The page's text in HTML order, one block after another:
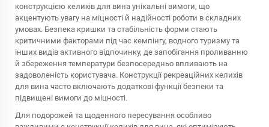
конструкцією келихів для вина унікальні вимоги, що
акцентують увагу на міцності й надійності роботи в складних
умовах. Безпека кришки та стабільність форми стають
критичними факторами під час кемпінгу, водного туризму та
інших видів активного відпочинку, де запобігання проливанню
й збереження температури безпосередньо впливають на
задоволеність користувача. Конструкції рекреаційних келихів
для вина часто включають додаткові функції безпеки та
підвищені вимоги до міцності.
Для подорожей та щоденного пересування особливо